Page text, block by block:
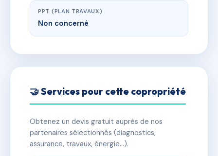
PPT (PLAN TRAVAUX)
Non concerné
🤝 Services pour cette copropriété
Obtenez un devis gratuit auprès de nos
partenaires sélectionnés (diagnostics,
assurance, travaux, énergie…).